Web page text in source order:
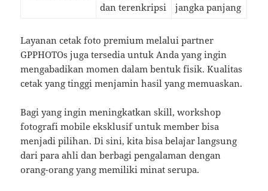
dan terenkripsi
jangka panjang
Layanan cetak foto premium melalui partner
GPPHOTOs juga tersedia untuk Anda yang ingin
mengabadikan momen dalam bentuk fisik. Kualitas
cetak yang tinggi menjamin hasil yang memuaskan.
Bagi yang ingin meningkatkan skill, workshop
fotografi mobile eksklusif untuk member bisa
menjadi pilihan. Di sini, kita bisa belajar langsung
dari para ahli dan berbagi pengalaman dengan
orang-orang yang memiliki minat serupa.